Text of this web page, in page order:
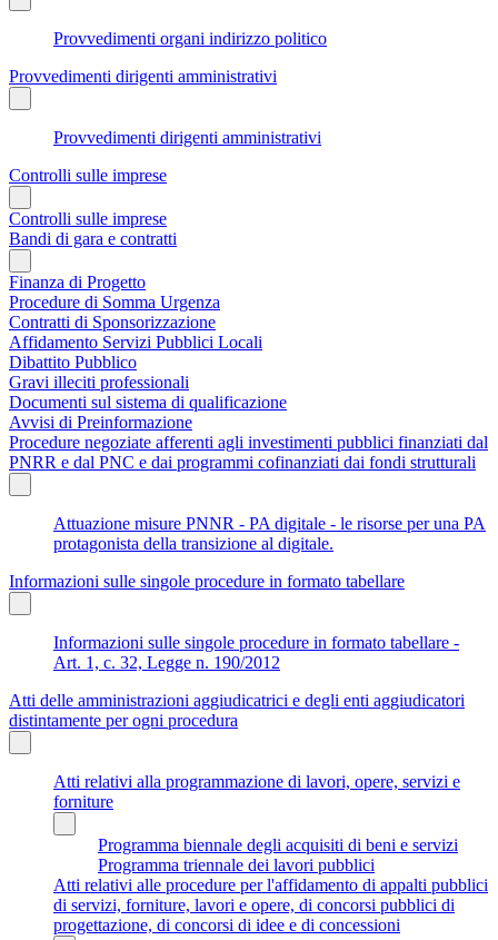
Provvedimenti organi indirizzo politico
Provvedimenti dirigenti amministrativi
Provvedimenti dirigenti amministrativi
Controlli sulle imprese
Controlli sulle imprese
Bandi di gara e contratti
Finanza di Progetto
Procedure di Somma Urgenza
Contratti di Sponsorizzazione
Affidamento Servizi Pubblici Locali
Dibattito Pubblico
Gravi illeciti professionali
Documenti sul sistema di qualificazione
Avvisi di Preinformazione
Procedure negoziate afferenti agli investimenti pubblici finanziati dal
PNRR e dal PNC e dai programmi cofinanziati dai fondi strutturali
Attuazione misure PNNR - PA digitale - le risorse per una PA
protagonista della transizione al digitale.
Informazioni sulle singole procedure in formato tabellare
Informazioni sulle singole procedure in formato tabellare -
Art. 1, c. 32, Legge n. 190/2012
Atti delle amministrazioni aggiudicatrici e degli enti aggiudicatori
distintamente per ogni procedura
Atti relativi alla programmazione di lavori, opere, servizi e
forniture
Programma biennale degli acquisiti di beni e servizi
Programma triennale dei lavori pubblici
Atti relativi alle procedure per l'affidamento di appalti pubblici
di servizi, forniture, lavori e opere, di concorsi pubblici di
progettazione, di concorsi di idee e di concessioni